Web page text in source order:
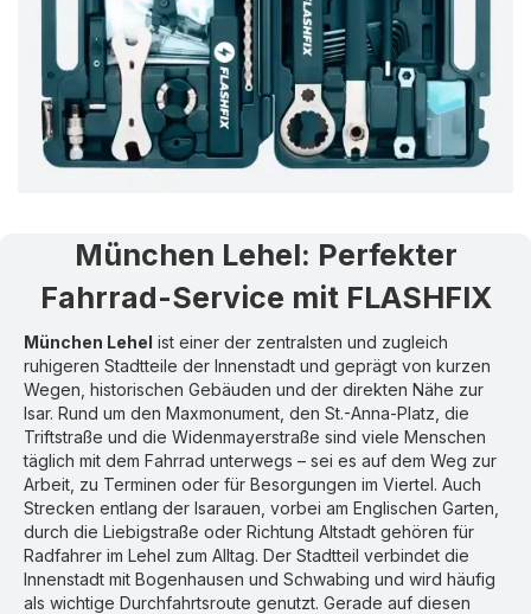
München Lehel: Perfekter
Fahrrad-Service mit FLASHFIX
München Lehel ist einer der zentralsten und zugleich
ruhigeren Stadtteile der Innenstadt und geprägt von kurzen
Wegen, historischen Gebäuden und der direkten Nähe zur
Isar. Rund um den Maxmonument, den St.-Anna-Platz, die
Triftstraße und die Widenmayerstraße sind viele Menschen
täglich mit dem Fahrrad unterwegs – sei es auf dem Weg zur
Arbeit, zu Terminen oder für Besorgungen im Viertel. Auch
Strecken entlang der Isarauen, vorbei am Englischen Garten,
durch die Liebigstraße oder Richtung Altstadt gehören für
Radfahrer im Lehel zum Alltag. Der Stadtteil verbindet die
Innenstadt mit Bogenhausen und Schwabing und wird häufig
als wichtige Durchfahrtsroute genutzt. Gerade auf diesen